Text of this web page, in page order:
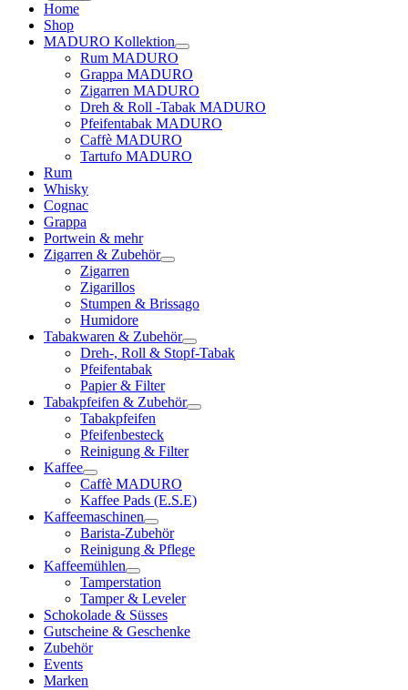
Home
Shop
MADURO Kollektion
Rum MADURO
Grappa MADURO
Zigarren MADURO
Dreh & Roll -Tabak MADURO
Pfeifentabak MADURO
Caffè MADURO
Tartufo MADURO
Rum
Whisky
Cognac
Grappa
Portwein & mehr
Zigarren & Zubehör
Zigarren
Zigarillos
Stumpen & Brissago
Humidore
Tabakwaren & Zubehör
Dreh-, Roll & Stopf-Tabak
Pfeifentabak
Papier & Filter
Tabakpfeifen & Zubehör
Tabakpfeifen
Pfeifenbesteck
Reinigung & Filter
Kaffee
Caffè MADURO
Kaffee Pads (E.S.E)
Kaffeemaschinen
Barista-Zubehör
Reinigung & Pflege
Kaffeemühlen
Tamperstation
Tamper & Leveler
Schokolade & Süsses
Gutscheine & Geschenke
Zubehör
Events
Marken